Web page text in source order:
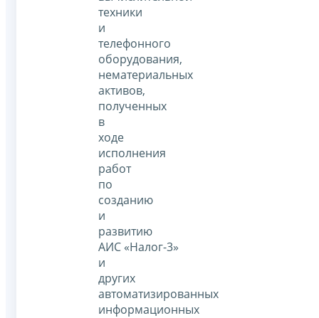
техники
и
телефонного
оборудования,
нематериальных
активов,
полученных
в
ходе
исполнения
работ
по
созданию
и
развитию
АИС «Налог-3»
и
других
автоматизированных
информационных